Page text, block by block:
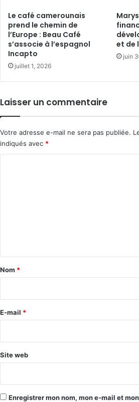
Le café camerounais
prend le chemin de
l’Europe : Beau Café
s’associe à l’espagnol
Incapto
juillet 1, 2026
et de
juin
Laisser un commentaire
Votre adresse e-mail ne sera pas publiée.
indiqués avec *
a
e
Nom *
E-mail *
Site web
Enregistrer mon nom, mon e-mail et